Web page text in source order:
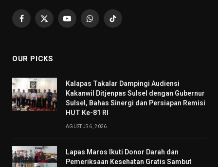
Facebook
X
YouTubeWhatsAppTikTok
OUR PICKS
Kalapas Takalar Dampingi Audiensi
Kakanwil Ditjenpas Sulsel dengan Gubernur
Sulsel, Bahas Sinergi dan Persiapan Remisi
HUT Ke-81 RI
AGUSTUS 6, 2026
Lapas Maros Ikuti Donor Darah dan
Pemeriksaan Kesehatan Gratis Sambut